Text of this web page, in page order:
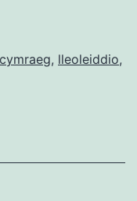
cymraeg, lleoleiddio,